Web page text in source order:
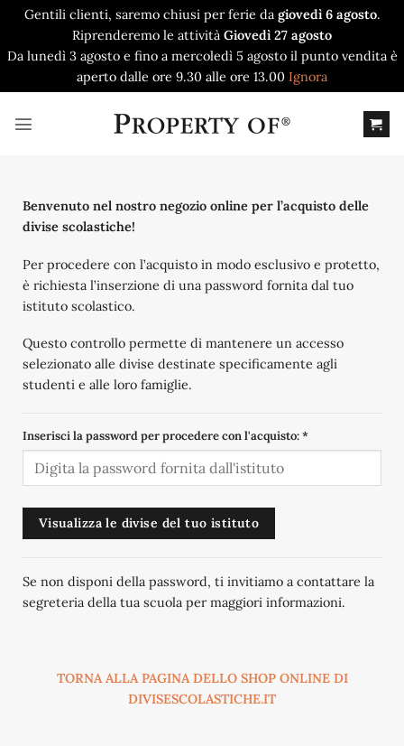
Gentili clienti, saremo chiusi per ferie da giovedì 6 agosto.
Riprenderemo le attività Giovedì 27 agosto
Da lunedì 3 agosto e fino a mercoledì 5 agosto il punto vendita è
aperto dalle ore 9.30 alle ore 13.00 Ignora
Benvenuto nel nostro negozio online per l’acquisto delle
divise scolastiche!
Per procedere con l’acquisto in modo esclusivo e protetto,
è richiesta l’inserzione di una password fornita dal tuo
istituto scolastico.
Questo controllo permette di mantenere un accesso
selezionato alle divise destinate specificamente agli
studenti e alle loro famiglie.
Inserisci la password per procedere con l'acquisto:*
Visualizza le divise del tuo istituto
Se non disponi della password, ti invitiamo a contattare la
segreteria della tua scuola per maggiori informazioni.
TORNA ALLA PAGINA DELLO SHOP ONLINE DI
DIVISESCOLASTICHE.IT